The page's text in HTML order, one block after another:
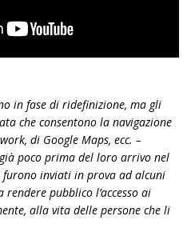
in fase di ridefinizione, ma gli
che consentono la navigazione
di Google Maps, ecc. –
poco prima del loro arrivo nel
inviati in prova ad alcuni
rendere pubblico l’accesso ai
alla vita delle persone che li